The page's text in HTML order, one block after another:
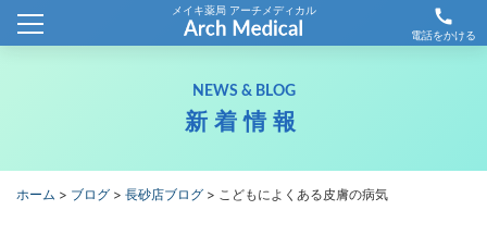
メイキ薬局 アーチメディカル call
電話をかける
ホーム
新着情報
薬局情報
NEWS & BLOG
新着情報
ホーム > ブログ > 長砂店ブログ > こどもによくある皮膚の病気